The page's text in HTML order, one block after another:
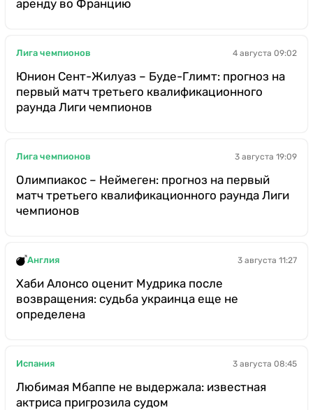
аренду во Францию
Лига чемпионов 4 августа 09:02
Юнион Сент-Жилуаз – Буде-Глимт: прогноз на
первый матч третьего квалификационного
раунда Лиги чемпионов
Лига чемпионов 3 августа 19:09
Олимпиакос – Неймеген: прогноз на первый
матч третьего квалификационного раунда Лиги
чемпионов
Англия 3 августа 11:27
Хаби Алонсо оценит Мудрика после
возвращения: судьба украинца еще не
определена
Испания 3 августа 08:45
Любимая Мбаппе не выдержала: известная
актриса пригрозила судом